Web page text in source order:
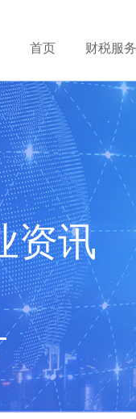
首页 财税服务
资讯